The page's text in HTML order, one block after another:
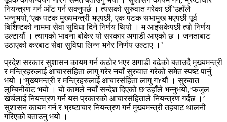
नियन्त्रण गर्न आँट गर्न सक्नुपर्छ । त्यसको सुरुवात गरेका छौं’उहाँले
भन्नुभयो,‘एक पटक मुख्यमन्त्री भएपछी, एक पटक सभामुख भएपछी पूर्व
बिशिष्टको नाममा सेवा सुविधा दिने निर्णय थियो । म आइसकेपछी त्यो निर्णय
उल्टायौं । त्यागको भावना बोकेर यो सरकार अगाडी आएको छ । जनताबाट
उठाएको करबाट सेवा सुविधा लिन्न भनेर निर्णय उल्टाए ।’
प्रदेश सरकार सुशासन कायम गर्न कठोर भएर अगाडी बढेको बताउदै मुख्यमन्त्री
र मन्त्रिहरुलाई आचारसंहिता लागु गरेर नयाँ सुरुवात गरेको समेत स्पष्ट पार्नु
भयो ।‘मुख्यमन्त्री र मन्त्रिहरुलाई आचारसंहिता लागु ग¥यौं । सुरुवात
लुम्बिनीबाट भयो । यो कामले नयाँ सन्देश दिएको छ’उहाँले भन्नुभयो,‘फजुल
खर्चलाई नियन्त्रण गर्न यस प्रकारको आचारसंहिताले नियन्त्रण गर्दछ ।’
सुशासन कायम गर्न र भ्रष्टाचार नियन्त्रण गर्न मुख्यमन्त्री तहबाट थालनी
गरिएको बताउनु भयो ।